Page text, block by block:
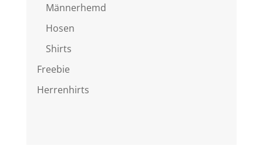
Männerhemd
Hosen
Shirts
Freebie
Herrenhirts